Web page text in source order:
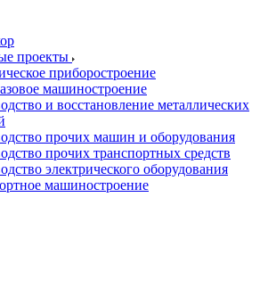
проекты
приборостроение
машиностроение
и восстановление металлических
прочих машин и оборудования
прочих транспортных средств
электрического оборудования
машиностроение